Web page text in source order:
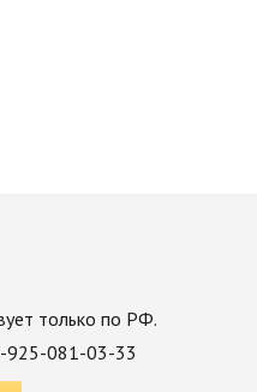
только по РФ.
925-081-03-33